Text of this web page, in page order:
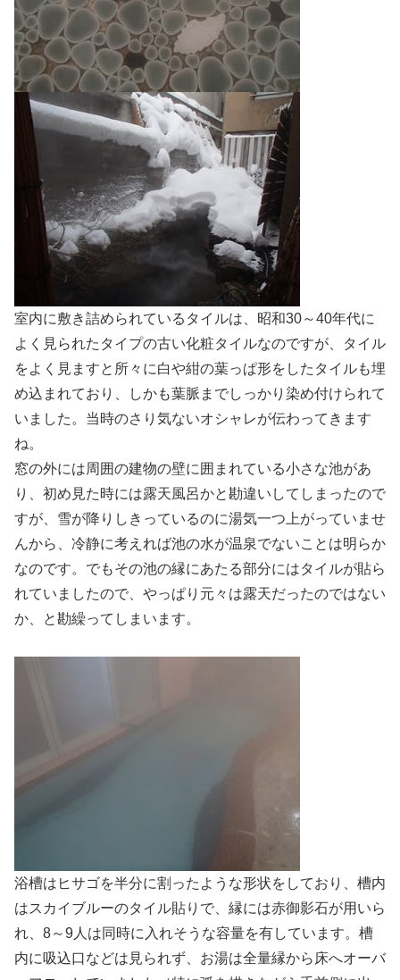
室内に敷き詰められているタイルは、昭和30～40年代に
よく見られたタイプの古い化粧タイルなのですが、タイル
をよく見ますと所々に白や紺の葉っぱ形をしたタイルも埋
め込まれており、しかも葉脈までしっかり染め付けられて
いました。当時のさり気ないオシャレが伝わってきます
ね。
窓の外には周囲の建物の壁に囲まれている小さな池があ
り、初め見た時には露天風呂かと勘違いしてしまったので
すが、雪が降りしきっているのに湯気一つ上がっていませ
んから、冷静に考えれば池の水が温泉でないことは明らか
なのです。でもその池の縁にあたる部分にはタイルが貼ら
れていましたので、やっぱり元々は露天だったのではない
か、と勘繰ってしまいます。
浴槽はヒサゴを半分に割ったような形状をしており、槽内
はスカイブルーのタイル貼りで、縁には赤御影石が用いら
れ、8～9人は同時に入れそうな容量を有しています。槽
内に吸込口などは見られず、お湯は全量縁から床へオーバ